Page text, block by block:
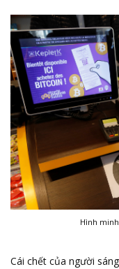
Hình
Cái chết của người